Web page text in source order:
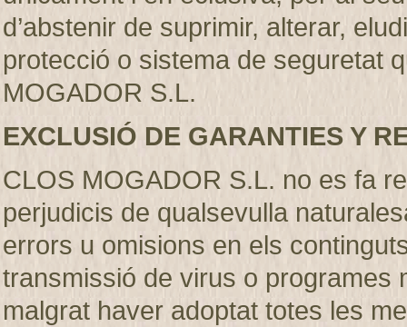
d’abstenir de suprimir, alterar,
protecció o sistema de seguretat
MOGADOR S.L.
EXCLUSIÓ DE GARANTIES Y
CLOS MOGADOR S.L. no es fa
perjudicis de qualsevulla
errors u omisions en els
transmissió de virus o programes
malgrat haver adoptat totes les